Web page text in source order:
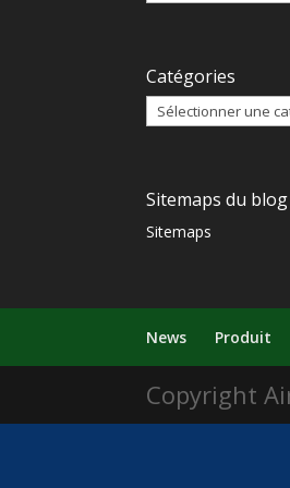
Catégories
Sitemaps du blog
Sitemaps
News Produit
Copyright